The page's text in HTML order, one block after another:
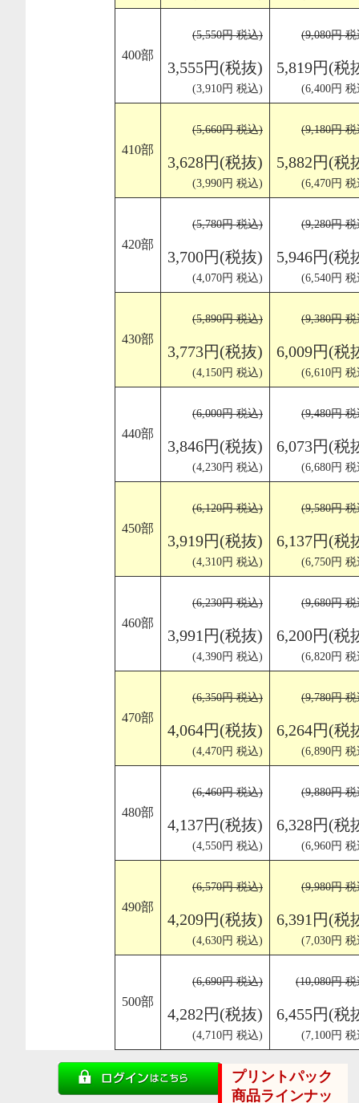
400部
(5,550円 税込)
3,555円(税抜)
(3,910円 税込)
(9,080円
5,819円(税
(6,400円
410部
(5,660円 税込)
3,628円(税抜)
(3,990円 税込)
(9,180円
5,882円(税
(6,470円
420部
(5,780円 税込)
3,700円(税抜)
(4,070円 税込)
(9,280円
5,946円(税
(6,540円
430部
(5,890円 税込)
3,773円(税抜)
(4,150円 税込)
(9,380円
6,009円(税
(6,610円
440部
(6,000円 税込)
3,846円(税抜)
(4,230円 税込)
(9,480円
6,073円(税
(6,680円
450部
(6,120円 税込)
3,919円(税抜)
(4,310円 税込)
(9,580円
6,137円(税
(6,750円
460部
(6,230円 税込)
3,991円(税抜)
(4,390円 税込)
(9,680円
6,200円(税
(6,820円
470部
(6,350円 税込)
4,064円(税抜)
(4,470円 税込)
(9,780円
6,264円(税
(6,890円
480部
(6,460円 税込)
4,137円(税抜)
(4,550円 税込)
(9,880円
6,328円(税
(6,960円
490部
(6,570円 税込)
4,209円(税抜)
(4,630円 税込)
(9,980円
6,391円(税
(7,030円
500部
(6,690円 税込)
4,282円(税抜)
(4,710円 税込)
(10,080円
6,455円(税
(7,100円
プリントパック
商品ラインナッ